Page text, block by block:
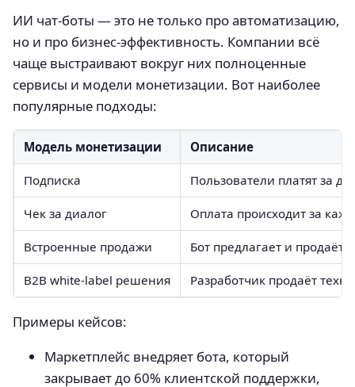
ИИ чат-боты — это не только про автоматизацию,
но и про бизнес-эффективность. Компании всё
чаще выстраивают вокруг них полноценные
сервисы и модели монетизации. Вот наиболее
популярные подходы:
Модель монетизации Описание
Подписка Пользователи платят за
Чек за диалог Оплата происходит за
Встроенные продажи Бот предлагает и
B2B white-label решения Разработчик продаёт
Примеры кейсов:
Маркетплейс внедряет бота, который
закрывает до 60% клиентской поддержки,